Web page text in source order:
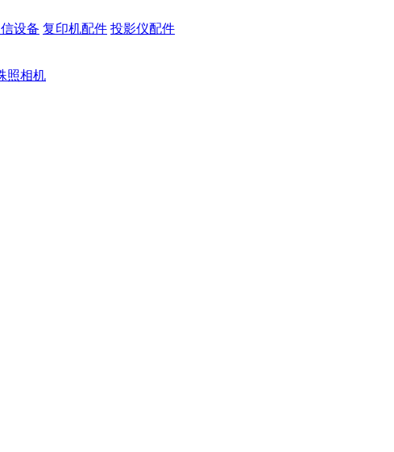
设备 复印机配件 投影仪配件
照相机